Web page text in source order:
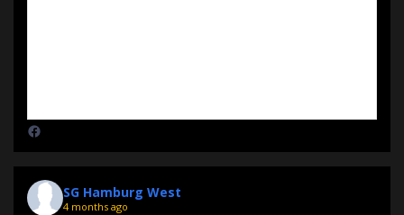
SG Hamburg West
4 months ago